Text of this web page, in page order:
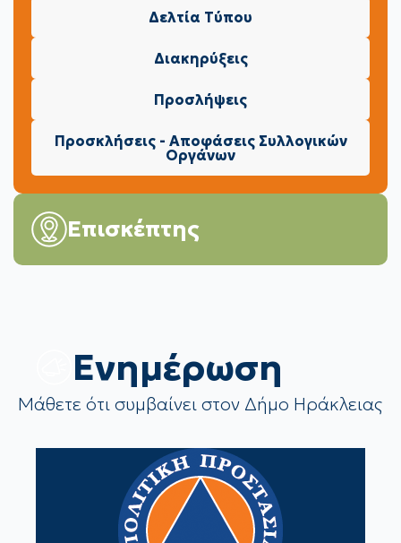
Δελτία Τύπου
Διακηρύξεις
Προσλήψεις
Προσκλήσεις - Αποφάσεις Συλλογικών
Οργάνων
Επισκέπτης
Eνημέρωση
Μάθετε ότι συμβαίνει στον Δήμο Ηράκλειας